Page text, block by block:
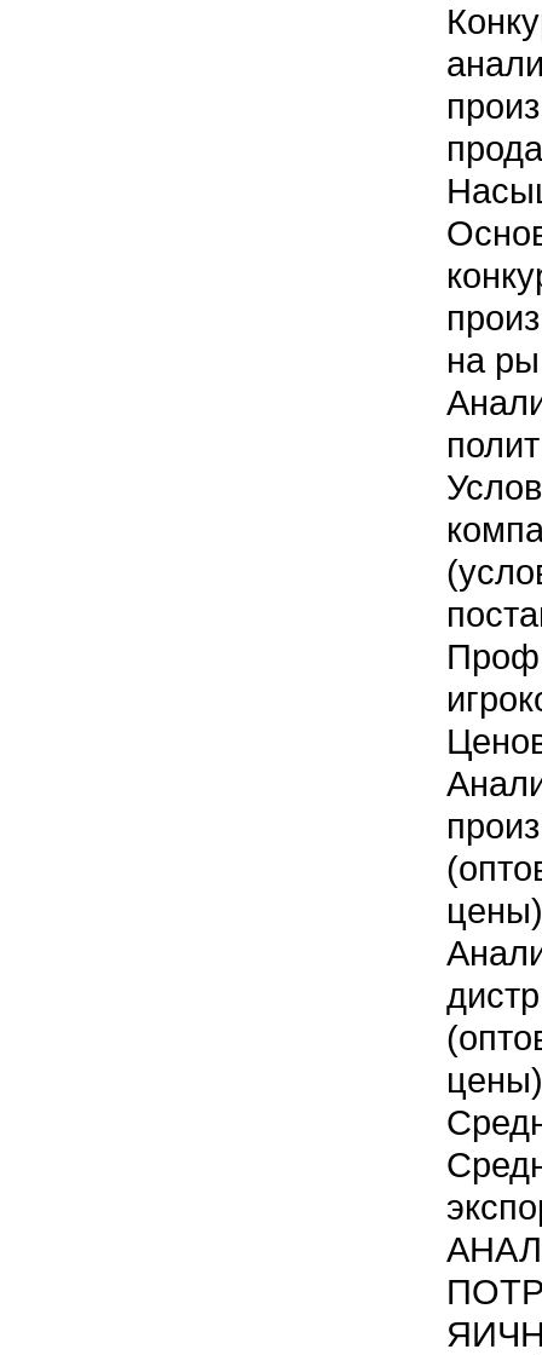
на
цены)
цены)